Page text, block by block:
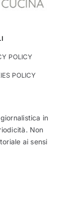
POLICY
POLICY
in
Non
ai sensi